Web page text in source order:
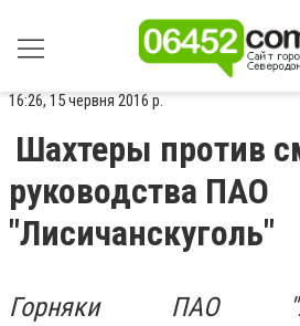
16:26, 15 червня 2016 р.
Шахтеры против
руководства ПАО
"Лисичанскуголь"
Горняки ПАО